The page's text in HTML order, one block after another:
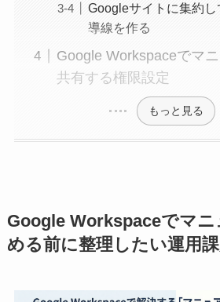
Googleサイトに集約
導線を作る
Google Workspaceでマ
共有する権限設定
もっと見る
Google Workspaceでマニ
める前に整理したい運用